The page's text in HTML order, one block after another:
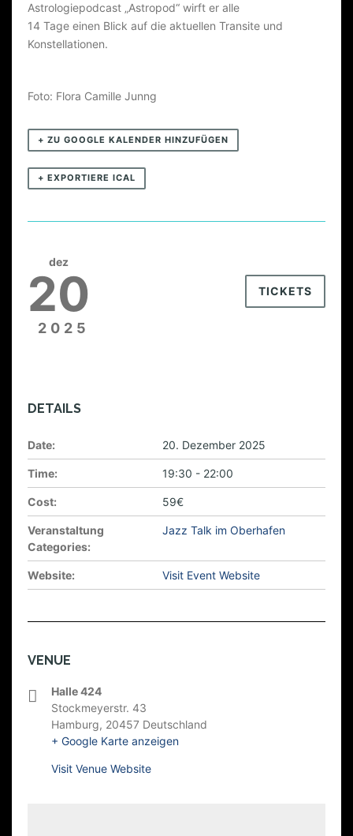
Astrologiepodcast „Astropod“ wirft er alle
14 Tage einen Blick auf die aktuellen Transite und
Konstellationen.
Foto: Flora Camille Junng
+ ZU GOOGLE KALENDER HINZUFÜGEN
+ EXPORTIERE ICAL
dez
20
2025
TICKETS
DETAILS
Date: 20. Dezember 2025
Time: 19:30 - 22:00
Cost: 59€
Veranstaltung
Categories:
Jazz Talk im Oberhafen
Website: Visit Event Website
VENUE
Halle 424
Stockmeyerstr. 43
Hamburg, 20457 Deutschland
+ Google Karte anzeigen
Visit Venue Website